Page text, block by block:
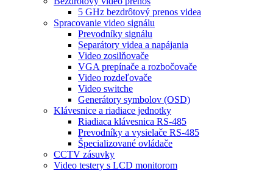
5 GHz bezdrôtový prenos videa
Spracovanie video signálu
Prevodníky signálu
Separátory videa a napájania
Video zosilňovače
VGA prepínače a rozbočovače
Video rozdeľovače
Video switche
Generátory symbolov (OSD)
Klávesnice a riadiace jednotky
Riadiaca klávesnica RS-485
Prevodníky a vysielače RS-485
Špecializované ovládače
CCTV zásuvky
Video testery s LCD monitorom